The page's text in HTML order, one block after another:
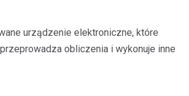
urządzenie elektroniczne, które
obliczenia i wykonuje inne